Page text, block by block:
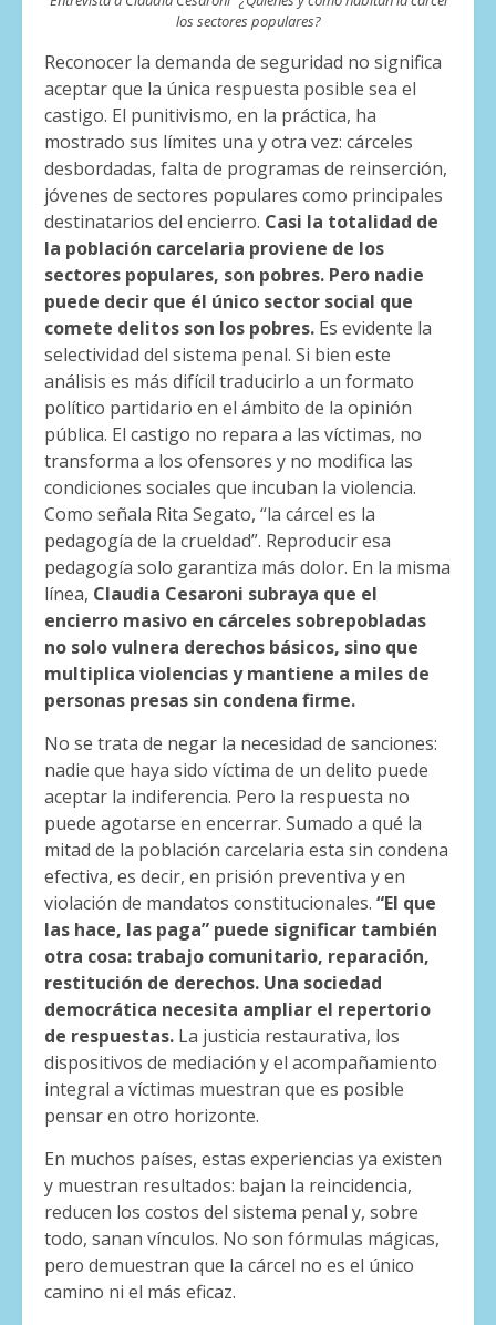
los sectores populares?
Reconocer la demanda de seguridad no significa
aceptar que la única respuesta posible sea el
castigo. El punitivismo, en la práctica, ha
mostrado sus límites una y otra vez: cárceles
desbordadas, falta de programas de reinserción,
jóvenes de sectores populares como principales
destinatarios del encierro. Casi la totalidad de
la población carcelaria proviene de los
sectores populares, son pobres. Pero nadie
puede decir que él único sector social que
comete delitos son los pobres. Es evidente la
selectividad del sistema penal. Si bien este
análisis es más difícil traducirlo a un formato
político partidario en el ámbito de la opinión
pública. El castigo no repara a las víctimas, no
transforma a los ofensores y no modifica las
condiciones sociales que incuban la violencia.
Como señala Rita Segato, “la cárcel es la
pedagogía de la crueldad”. Reproducir esa
pedagogía solo garantiza más dolor. En la misma
línea, Claudia Cesaroni subraya que el
encierro masivo en cárceles sobrepobladas
no solo vulnera derechos básicos, sino que
multiplica violencias y mantiene a miles de
personas presas sin condena firme.
No se trata de negar la necesidad de sanciones:
nadie que haya sido víctima de un delito puede
aceptar la indiferencia. Pero la respuesta no
puede agotarse en encerrar. Sumado a qué la
mitad de la población carcelaria esta sin condena
efectiva, es decir, en prisión preventiva y en
violación de mandatos constitucionales. “El que
las hace, las paga” puede significar también
otra cosa: trabajo comunitario, reparación,
restitución de derechos. Una sociedad
democrática necesita ampliar el repertorio
de respuestas. La justicia restaurativa, los
dispositivos de mediación y el acompañamiento
integral a víctimas muestran que es posible
pensar en otro horizonte.
En muchos países, estas experiencias ya existen
y muestran resultados: bajan la reincidencia,
reducen los costos del sistema penal y, sobre
todo, sanan vínculos. No son fórmulas mágicas,
pero demuestran que la cárcel no es el único
camino ni el más eficaz.